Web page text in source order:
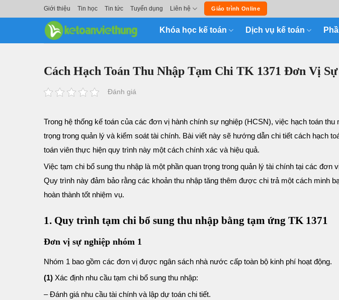
Giới thiệu Tin học Tin tức Tuyển dụng Liên hệ Giáo trình Online
Khóa học kế toán Dịch vụ kế toán
Cách Hạch Toán Thu Nhập Tạm Chi TK 1371 Đơn Vị
Đánh giá
Trong hệ thống kế toán của các đơn vị hành chính sự nghiệp (HCSN), việc hạch toán thu
trọng trong quản lý và kiểm soát tài chính. Bài viết này sẽ hướng dẫn chi tiết cách hạch
toán viên thực hiện quy trình này một cách chính xác và hiệu quả.
Việc tạm chi bổ sung thu nhập là một phần quan trọng trong quản lý tài chính tại các
Quy trình này đảm bảo rằng các khoản thu nhập tăng thêm được chi trả một cách minh
hoàn thành tốt nhiệm vụ.
1. Quy trình tạm chi bổ sung thu nhập bằng tạm ứng TK 1371
Đơn vị sự nghiệp nhóm 1
Nhóm 1 bao gồm các đơn vị được ngân sách nhà nước cấp toàn bộ kinh phí hoạt động.
(1) Xác định nhu cầu tạm chi bổ sung thu nhập:
– Đánh giá nhu cầu tài chính và lập dự toán chi tiết.